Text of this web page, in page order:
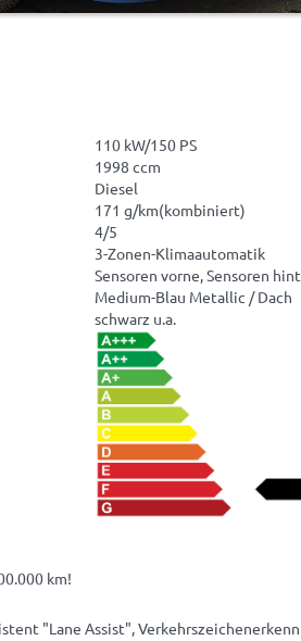
110 kW/150 PS
1998 ccm
Diesel
171 g/km(kombiniert)
4/5
3-Zonen-Klimaautomatik
Sensoren vorne, Sensoren
Medium-Blau Metallic / Dach
schwarz u.a.
km!
"Lane Assist",